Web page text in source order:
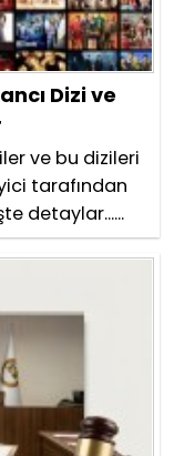
Dizi ve
ve bu dizileri
tarafından
detaylar......